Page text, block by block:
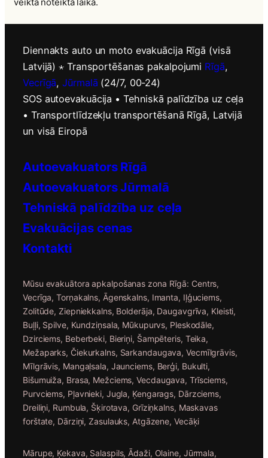
Diennakts auto un moto evakuācija Rīgā (visā
Latvijā) ⋆ Transportēšanas pakalpojumi Rīgā,
Vecrīgā,Jūrmalā (24/7, 00-24)
SOS autoevakuācija • Tehniskā palīdzība uz ceļa
• Transportlīdzekļu transportēšanā Rīgā, Latvijā
un visā Eiropā
Autoevakuators Rīgā
Autoevakuators Jūrmalā
Tehniskā palīdzība uz ceļa
Evakuācijas cenas
Kontakti
Mūsu evakuātora apkalpošanas zona Rīgā: Centrs,
Vecrīga, Torņakalns, Āgenskalns, Imanta, Iļģuciems,
Zolitūde, Ziepniekkalns, Bolderāja, Daugavgrīva, Kleisti,
Buļļi, Spilve, Kundziņsala, Mūkupurvs, Pleskodāle,
Dzirciems, Beberbeki, Bieriņi, Šampēteris, Teika,
Mežaparks, Čiekurkalns, Sarkandaugava, Vecmīlgrāvis,
Mīlgrāvis, Mangaļsala, Jaunciems, Berģi, Bukulti,
Bišumuiža, Brasa, Mežciems, Vecdaugava, Trīsciems,
Purvciems, Pļavnieki, Jugla, Ķengarags, Dārzciems,
Dreiliņi, Rumbula, Šķirotava, Grīziņkalns, Maskavas
forštate, Dārziņi, Zasulauks, Atgāzene, Vecāķi
Mārupe, Ķekava, Salaspils, Ādaži, Olaine, Jūrmala,